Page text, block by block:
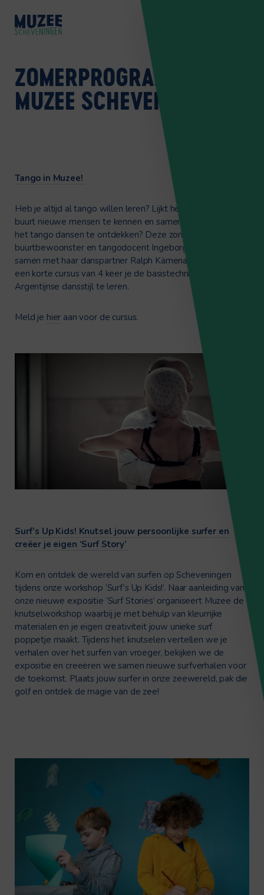
ZOMERPROGRAMMA BIJ
MUZEE SCHEVENINGEN
Tango in Muzee!
Heb je altijd al tango willen leren? Lijkt het je leuk om in de
buurt nieuwe mensen te kennen en samen de magie van
het tango dansen te ontdekken? Deze zomer is
buurtbewoonster en tangodocent Ingeborg van der Meer
samen met haar danspartner Ralph Kämena in Muzee om in
een korte cursus van 4 keer je de basistechnieken van deze
Argentijnse dansstijl te leren.
Meld je hier aan voor de cursus.
Surf’s Up Kids! Knutsel jouw persoonlijke surfer en
creëer je eigen ‘Surf Story’
Kom en ontdek de wereld van surfen op Scheveningen
tijdens onze workshop ‘Surf’s Up Kids!’. Naar aanleiding van
onze nieuwe expositie ‘Surf Stories’ organiseert Muzee de
knutselworkshop waarbij je met behulp van kleurrijke
materialen en je eigen creativiteit jouw unieke surf
poppetje maakt. Tijdens het knutselen vertellen we je
verhalen over het surfen van vroeger, bekijken we de
expositie en creeëren we samen nieuwe surfverhalen voor
de toekomst. Plaats jouw surfer in onze zeewereld, pak die
golf en ontdek de magie van de zee!